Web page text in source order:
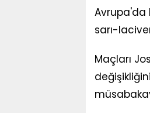
Avrupa'da
sarı-
Maçları